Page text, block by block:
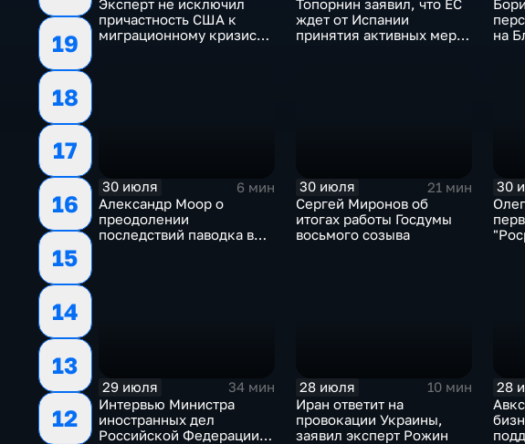
19
18
17
16
15
14
13
12
Эксперт не исключил
причастность США к
миграционному кризису в
Топорнин заявил, что ЕС
ждет от Испании
принятия активных мер
на
30 июля
6 мин
Александр Моор о
преодолении
последствий паводка в
30 июля
21 мин
Сергей Миронов об
итогах работы Госдумы
восьмого созыва
30
29 июля
34 мин
Интервью Министра
иностранных дел
Российской Федерации,
28 июля
10 мин
Иран ответит на
провокации Украины,
заявил эксперт Рожин
28